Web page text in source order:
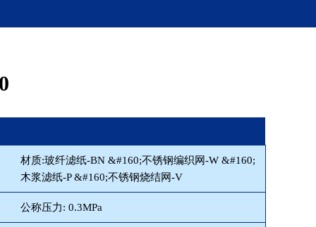
材质:玻纤滤纸-BN &#160;不锈钢编织网-W &#160;
木浆滤纸-P &#160;不锈钢烧结网-V
公称压力: 0.3MPa